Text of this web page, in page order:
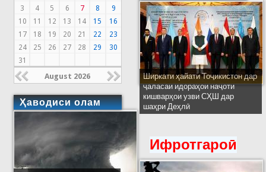
3
4 5 6 7 8
9
10
11 12 13 14 15
16
17
18 19 20 21 22
23
24
25 26 27 28 29
30
31
August 2026
Ҳаводиси олам
Ширкати ҳайати Тоҷикистон дар
ҷаласаи идораҳои наҷоти
кишварҳои узви СҲШ дар
шаҳри Деҳлӣ
Ифротгароӣ